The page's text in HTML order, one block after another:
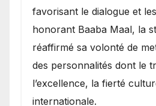
favorisant le dialogue et
honorant Baaba Maal, la
réaffirmé sa volonté de
des personnalités dont le
l’excellence, la fierté
internationale.